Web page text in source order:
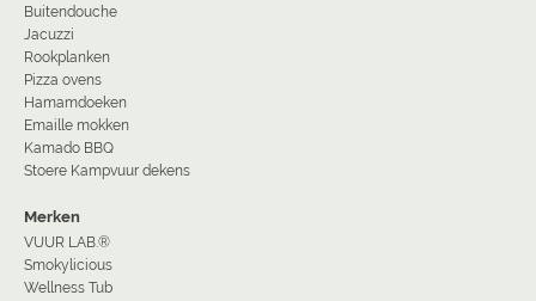
Buitendouche
Jacuzzi
Rookplanken
Pizza ovens
Hamamdoeken
Emaille mokken
Kamado BBQ
Stoere Kampvuur dekens
Merken
VUUR LAB.®
Smokylicious
Wellness Tub